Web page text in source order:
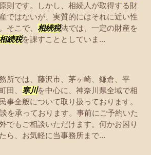
則です。しかし、相続人が取得する財
ではないが、実質的にはそれに近い性
そこで、 相続税法では、一定の財産を
続税を課すこととしていま...
所では、藤沢市、茅ヶ崎、鎌倉、平
田、 寒川を中心に、神奈川県全域で相
事全般について取り扱っております。
を承っております。事前にご予約いた
でもご相談いただけます。何かお困り
ら、お気軽に当事務所まで...